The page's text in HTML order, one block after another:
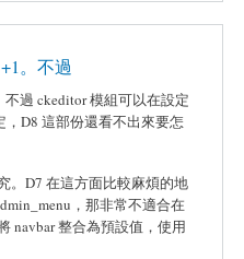
。不過
不過 ckeditor 模組可以在設定
，D8 這部份還看不出來要怎
。D7 在這方面比較麻煩的地
，那非常不適合在
navbar 整合為預設值，使用